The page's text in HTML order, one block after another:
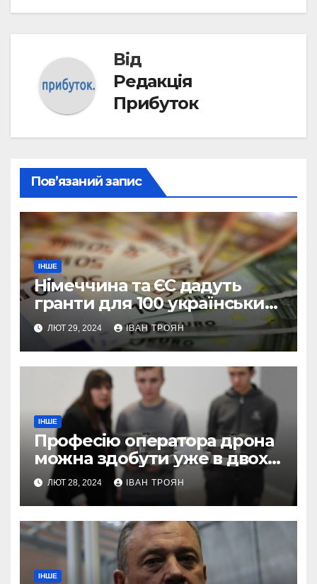
Від
Редакція
Прибуток
Пов’язаний запис
ІНШЕ
Німеччина та ЄС дадуть
гранти для 100 українських
підприємств
ЛЮТ 29, 2024 ІВАН ТРОЯН
ІНШЕ
Професію оператора дрона
можна здобути уже в двох
профтехах Львівщини
ЛЮТ 28, 2024 ІВАН ТРОЯН
ІНШЕ